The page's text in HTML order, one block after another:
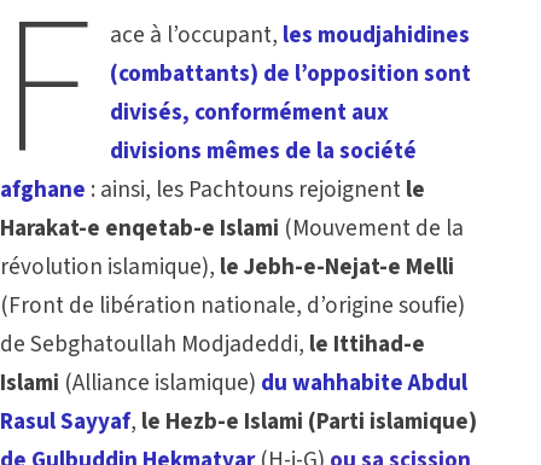
F ace à l’occupant, les moudjahidines
(combattants) de l’opposition sont
divisés, conformément aux
divisions mêmes de la société
afghane : ainsi, les Pachtouns rejoignentle
Harakat-e enqetab-e Islami (Mouvement de la
révolution islamique), le Jebh-e-Nejat-e Melli
(Front de libération nationale, d’origine soufie)
de Sebghatoullah Modjadeddi, le Ittihad-e
Islami (Alliance islamique) du wahhabite Abdul
Rasul Sayyaf, le Hezb-e Islami (Parti islamique)